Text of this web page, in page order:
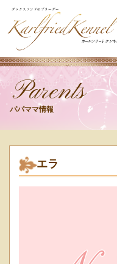
Parents
パパママ情報
エラ